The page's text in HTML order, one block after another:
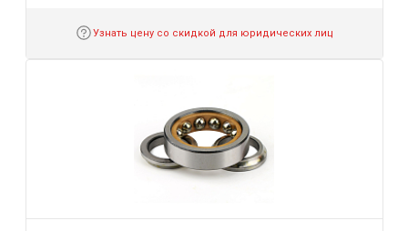
Узнать цену со скидкой для юридических лиц